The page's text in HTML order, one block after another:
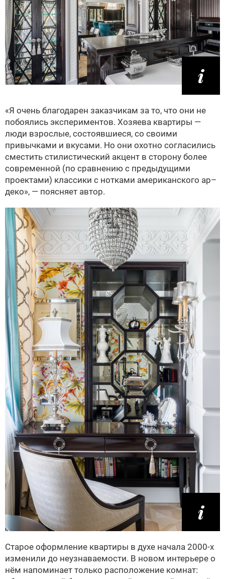
«Я очень благодарен заказчикам за то, что они не
побоялись экспериментов. Хозяева квартиры —
люди взрослые, состоявшиеся, со своими
привычками и вкусами. Но они охотно согласились
сместить стилистический акцент в сторону более
современной (по сравнению с предыдущими
проектами) классики с нотками американского ар–
деко», — поясняет автор.
Старое оформление квартиры в духе начала 2000‑х
изменили до неузнаваемости. В новом интерьере о
нём напоминает только расположение комнат: